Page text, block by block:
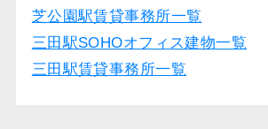
芝公園駅賃貸事務所一覧
三田駅SOHOオフィス建物一覧
三田駅賃貸事務所一覧